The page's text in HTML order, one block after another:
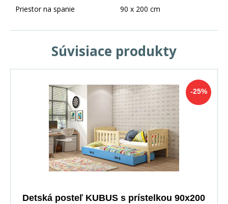
Priestor na spanie 90 x 200 cm
Súvisiace produkty
-25%
Detská posteľ KUBUS s prístelkou 90x200